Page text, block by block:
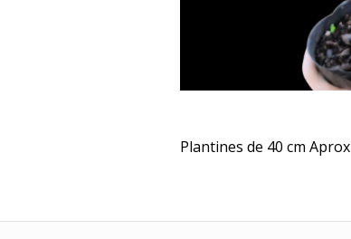
Plantines de 40 cm Aprox